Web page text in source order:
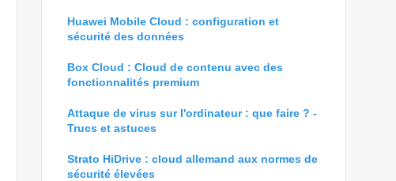
Huawei Mobile Cloud : configuration et
sécurité des données
Box Cloud : Cloud de contenu avec des
fonctionnalités premium
Attaque de virus sur l'ordinateur : que faire ? -
Trucs et astuces
Strato HiDrive : cloud allemand aux normes de
sécurité élevées